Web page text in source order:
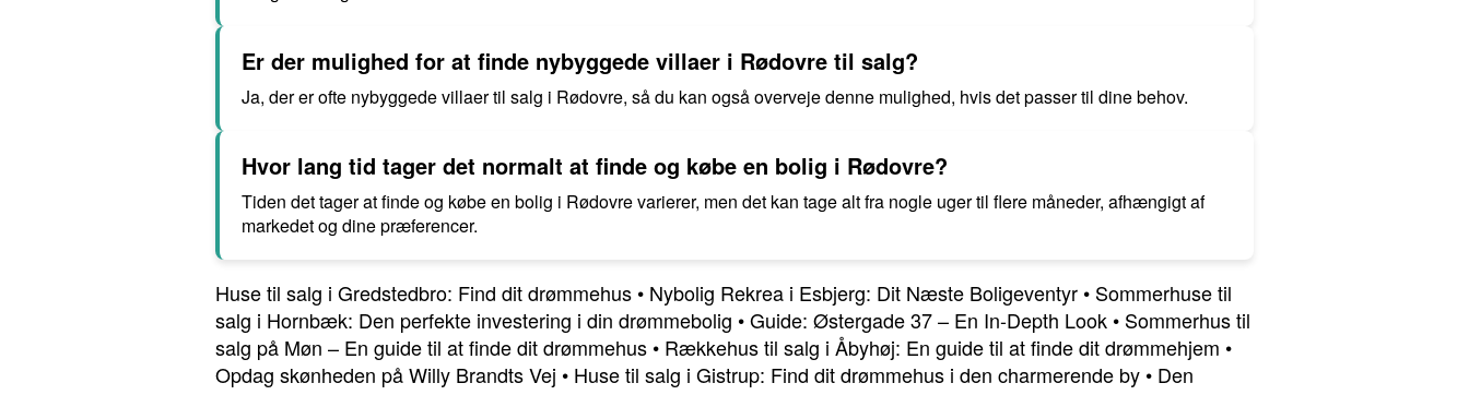
Er der mulighed for at finde nybyggede villaer i Rødovre til salg?
Ja, der er ofte nybyggede villaer til salg i Rødovre, så du kan også overveje denne mulighed, hvis det passer til dine behov.
Hvor lang tid tager det normalt at finde og købe en bolig i Rødovre?
Tiden det tager at finde og købe en bolig i Rødovre varierer, men det kan tage alt fra nogle uger til flere måneder, afhængigt af
markedet og dine præferencer.
Huse til salg i Gredstedbro: Find dit drømmehus • Nybolig Rekrea i Esbjerg: Dit Næste Boligeventyr • Sommerhuse til
salg i Hornbæk: Den perfekte investering i din drømmebolig •Guide: Østergade 37 – En In-Depth Look • Sommerhus til
salg på Møn – En guide til at finde dit drømmehus • Rækkehus til salg i Åbyhøj: En guide til at finde dit drømmehjem •
Opdag skønheden på Willy Brandts Vej • Huse til salg i Gistrup: Find dit drømmehus i den charmerende by • Den